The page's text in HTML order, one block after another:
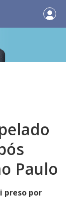
Paulo
preso por